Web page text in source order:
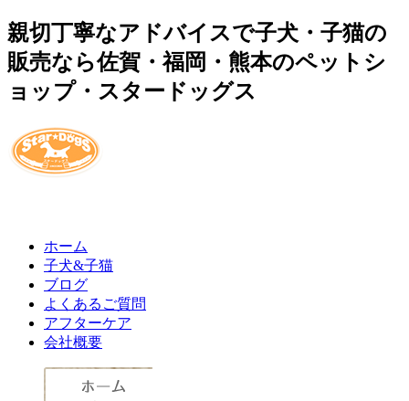
親切丁寧なアドバイスで子犬・子猫の
販売なら佐賀・福岡・熊本のペットシ
ョップ・スタードッグス
ホーム
子犬&子猫
ブログ
よくあるご質問
アフターケア
会社概要